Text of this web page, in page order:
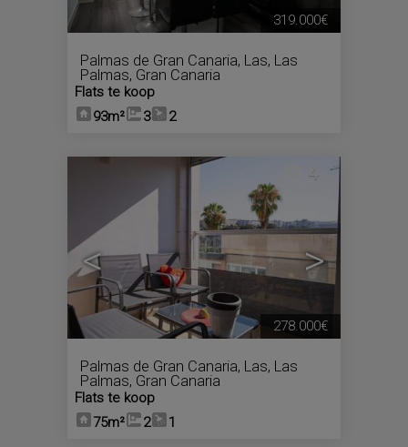
Palmas de Gran Canaria, Las, Las
Palmas, Gran Canaria
Flats te koop
93m²
3 2
319.000€
< >
4
Palmas de Gran Canaria, Las, Las
Palmas, Gran Canaria
Flats te koop
75m²
2 1
278.000€